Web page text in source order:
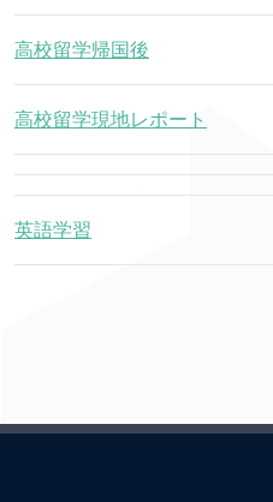
高校留学帰国後
高校留学現地レポート
英語学習